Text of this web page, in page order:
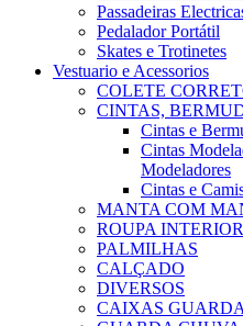
Passadeiras
Pedalador Portátil
Skates e Trotinetes
Vestuario e Acessorios
COLETE
CINTAS,
Cintas e
Cintas
Modeladores
Cintas e
MANTA COM
ROUPA INTERIOR
PALMILHAS
CALÇADO
DIVERSOS
CAIXAS